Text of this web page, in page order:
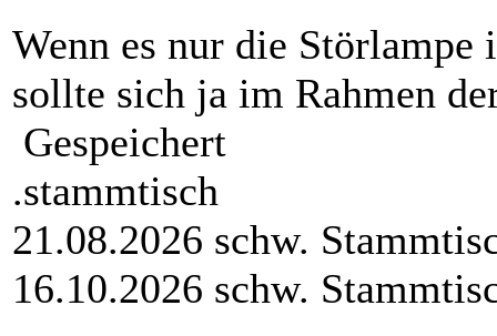
Wenn es nur die Störlampe
sollte sich ja im Rahmen
Gespeichert
.stammtisch
21.08.2026 schw.
16.10.2026 schw.